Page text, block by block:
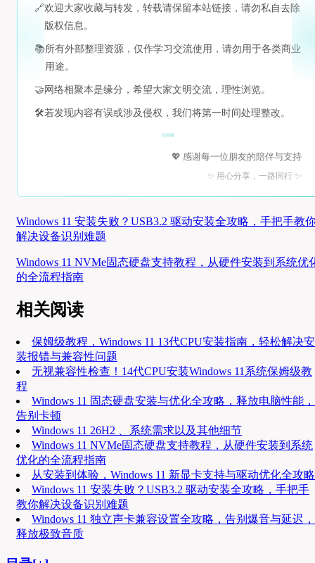
🔗欢迎大家收藏与转发，转载请保留本站链接，请勿私自去除
版权信息。
📚所有外部整理资源，仅作学习交流使用，请勿用于各类商业
用途。
🤝 网络相聚本是缘分，希望大家文明交流，理性浏览。
🛠️若发现内容有误或涉及侵权，我们将第一时间处理整改。
💖 感谢每一位朋友的陪伴与支持
✨ 用心分享，一路同行 ✨
Windows 11 安装失败？USB3.2 驱动安装全攻略，手把手教
解决设备识别难题
Windows 11 NVMe固态硬盘支持教程，从硬件安装到系统优
的全流程指南
相关阅读
保姆级教程，Windows 11 13代CPU安装指南，轻松解决安
装报错与兼容性问题
无视兼容性检查！14代CPU安装Windows 11系统保姆级教
程
Windows 11 固态硬盘安装与优化全攻略，释放电脑性能，
告别卡顿
Windows 11 26H2 、系统需求以及其他细节
Windows 11 NVMe固态硬盘支持教程，从硬件安装到系统
优化的全流程指南
从安装到体验，Windows 11 新显卡支持与驱动优化全攻略
Windows 11 安装失败？USB3.2 驱动安装全攻略，手把手
教你解决设备识别难题
Windows 11 独立声卡兼容设置全攻略，告别爆音与延迟，
释放极致音质